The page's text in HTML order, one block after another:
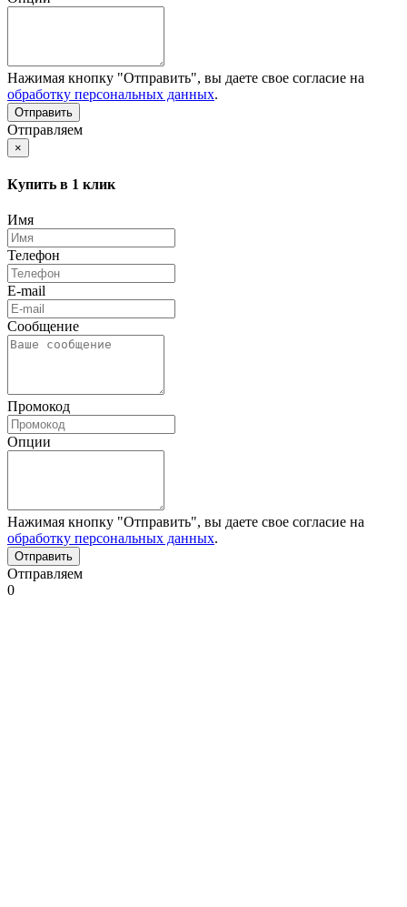
Нажимая кнопку "Отправить", вы даете свое согласие на
обработку персональных данных.
Отправляем
×
Купить в 1 клик
Имя
Телефон
E-mail
Сообщение
Промокод
Опции
Нажимая кнопку "Отправить", вы даете свое согласие на
обработку персональных данных.
Отправляем
0